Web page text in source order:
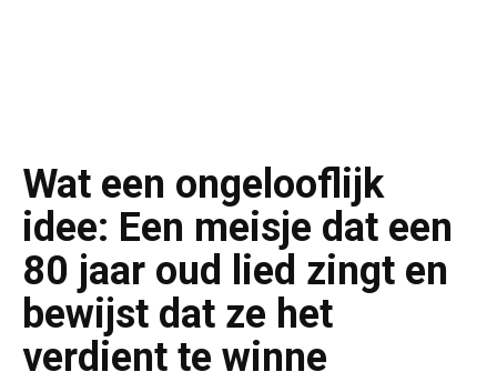
Wat een ongelooflijk
idee: Een meisje dat een
80 jaar oud lied zingt en
bewijst dat ze het
verdient te winne